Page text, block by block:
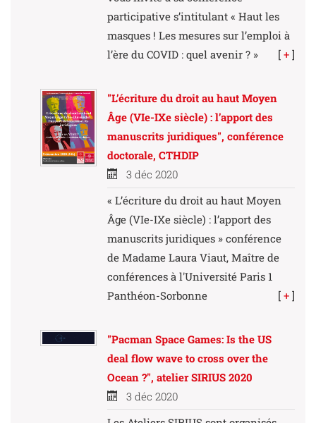
participative s’intitulant « Haut les
masques ! Les mesures sur l’emploi à
l’ère du COVID : quel avenir ? »
[ + ]
"L’écriture du droit au haut Moyen
Âge (VIe-IXe siècle) : l’apport des
manuscrits juridiques", conférence
doctorale, CTHDIP
3 déc 2020
« L’écriture du droit au haut Moyen
Âge (VIe-IXe siècle) : l’apport des
manuscrits juridiques » conférence
de Madame Laura Viaut, Maître de
conférences à l'Université Paris 1
Panthéon-Sorbonne
[ + ]
"Pacman Space Games: Is the US
deal flow wave to cross over the
Ocean ?", atelier SIRIUS 2020
3 déc 2020